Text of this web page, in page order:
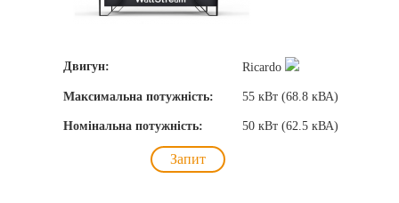
Двигун: Ricardo
Максимальна потужність: 55 кВт (68.8 кВА)
Номінальна потужність: 50 кВт (62.5 кВА)
Запит